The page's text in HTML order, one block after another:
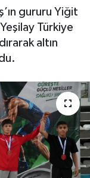
gururu Yiğit
Türkiye
altın